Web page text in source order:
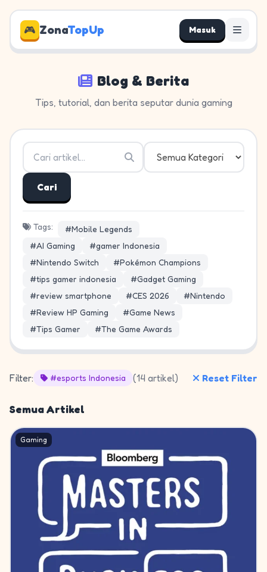
🎮 ZonaTopUp Masuk
Blog & Berita
Tips, tutorial, dan berita seputar dunia gaming
Cari
Tags: #Mobile Legends
#AI Gaming
#gamer Indonesia
#Nintendo Switch
#Pokémon Champions
#tips gamer indonesia
#Gadget Gaming
#review smartphone
#CES 2026
#Nintendo
#Review HP Gaming
#Game News
#Tips Gamer
#The Game Awards
Filter: #esports Indonesia (14 artikel) Reset Filter
Semua Artikel
Gaming